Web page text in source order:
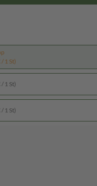
1 St)
1 St)
1 St)